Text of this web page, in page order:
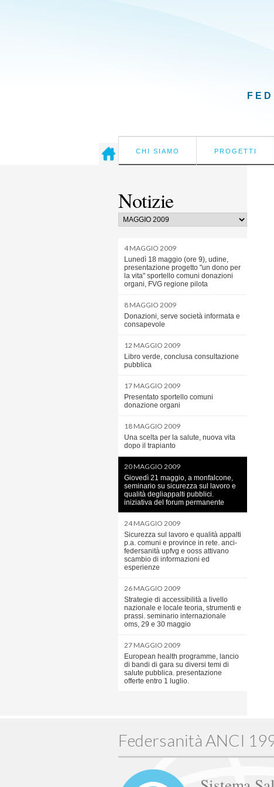
CHI SIAMO PROGETTI
Notizie
4 MAGGIO 2009
Lunedì 18 maggio (ore 9), udine,
presentazione progetto "un dono per
la vita" sportello comuni donazioni
organi, FVG regione pilota
8 MAGGIO 2009
Donazioni, serve società informata e
consapevole
12 MAGGIO 2009
Libro verde, conclusa consultazione
pubblica
17 MAGGIO 2009
Presentato sportello comuni
donazione organi
18 MAGGIO 2009
Una scelta per la salute, nuova vita
dopo il trapianto
20 MAGGIO 2009
Giovedì 21 maggio, a monfalcone,
seminario su sicurezza sul lavoro e
qualità degliappalti pubblici.
iniziativa del forum permanente
24 MAGGIO 2009
Sicurezza sul lavoro e qualità appalti
p.a. comuni e province in rete. anci-
federsanità upfvg e ooss attivano
scambio di informazioni ed
esperienze
26 MAGGIO 2009
Strategie di accessibilità a livello
nazionale e locale teoria, strumenti e
prassi. seminario internazionale
oms, 29 e 30 maggio
27 MAGGIO 2009
European health programme, lancio
di bandi di gara su diversi temi di
salute pubblica. presentazione
offerte entro 1 luglio.
Federsanità ANCI